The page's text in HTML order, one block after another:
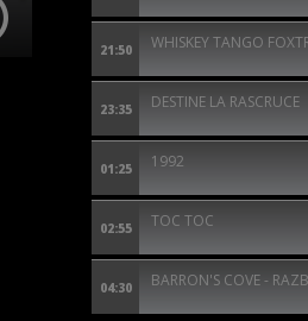
21:50 WHISKEY TANGO
23:35 DESTINE LA RASCRUCE
01:25 1992
02:55 TOC TOC
04:30 BARRON'S COVE -